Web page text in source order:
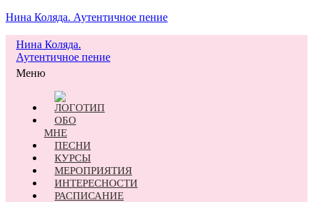
Нина Коляда. Аутентичное пение
Нина Коляда.
Аутентичное пение
Меню
ОБО
МНЕ
ПЕСНИ
КУРСЫ
МЕРОПРИЯТИЯ
ИНТЕРЕСНОСТИ
РАСПИСАНИЕ